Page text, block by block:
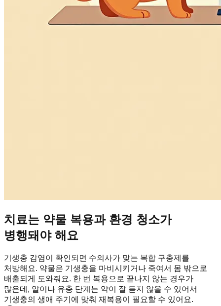
치료는 약물 복용과 환경 청소가
병행돼야 해요
기생충 감염이 확인되면 수의사가 맞는 복합 구충제를
처방해요. 약물은 기생충을 마비시키거나 죽여서 몸 밖으로
배출되게 도와줘요. 한 번 복용으로 끝나지 않는 경우가
많은데, 알이나 유충 단계는 약이 잘 듣지 않을 수 있어서
기생충의 생애 주기에 맞춰 재복용이 필요할 수 있어요.